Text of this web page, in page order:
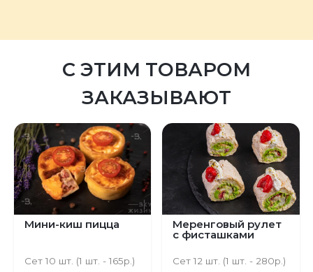
С ЭТИМ ТОВАРОМ
ЗАКАЗЫВАЮТ
Мини-киш пицца
Сет 10 шт. (1 шт. - 165р.)
Меренговый рулет
с фисташками
Сет 12 шт. (1 шт. - 280р.)